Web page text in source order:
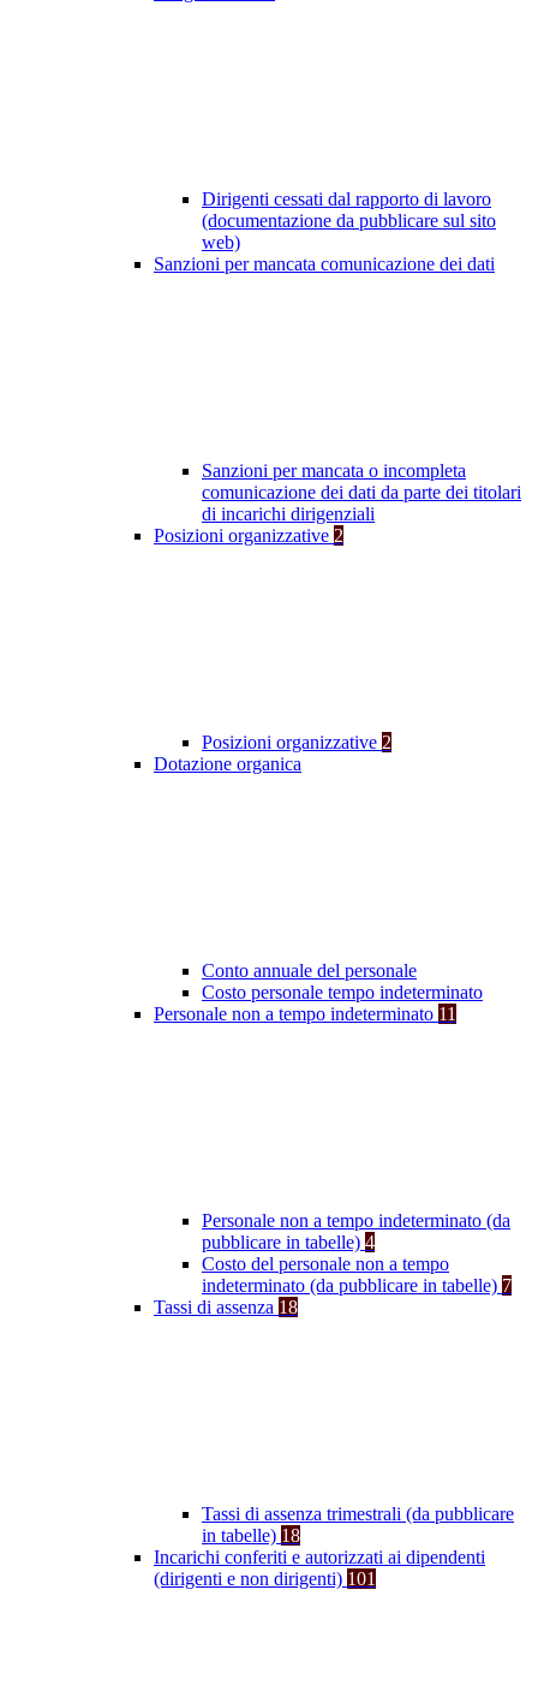
Dirigenti cessati dal rapporto di lavoro
(documentazione da pubblicare sul sito
web)
Sanzioni per mancata comunicazione dei dati
Sanzioni per mancata o incompleta
comunicazione dei dati da parte dei titolari
di incarichi dirigenziali
Posizioni organizzative 2
Posizioni organizzative 2
Dotazione organica
Conto annuale del personale
Costo personale tempo indeterminato
Personale non a tempo indeterminato 11
Personale non a tempo indeterminato (da
pubblicare in tabelle) 4
Costo del personale non a tempo
indeterminato (da pubblicare in tabelle) 7
Tassi di assenza 18
Tassi di assenza trimestrali (da pubblicare
in tabelle) 18
Incarichi conferiti e autorizzati ai dipendenti
(dirigenti e non dirigenti) 101